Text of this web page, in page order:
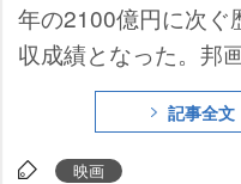
年の2100億円に次ぐ
収成績となった。邦
1173.1億円で、映連
表を行うようになっ
で最高記録を2年連続
記事全文
映画